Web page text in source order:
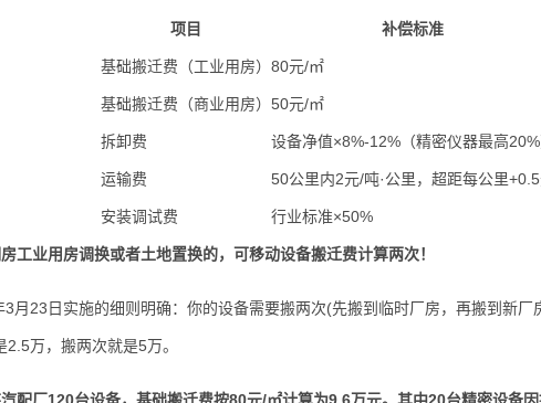
项目 补偿标准
基础搬迁费（工业用房） 80元/㎡
基础搬迁费（商业用房） 50元/㎡
拆卸费 设备净值×8%-12%（精密仪器最高20%
运输费 50公里内2元/吨·公里，超距每公里
安装调试费 行业标准×50%
工业用房调换或者土地置换的，可移动设备搬迁费计算两次！
23日实施的细则明确：你的设备需要搬两次(先搬到临时厂房，再搬到新厂
万，搬两次就是5万。